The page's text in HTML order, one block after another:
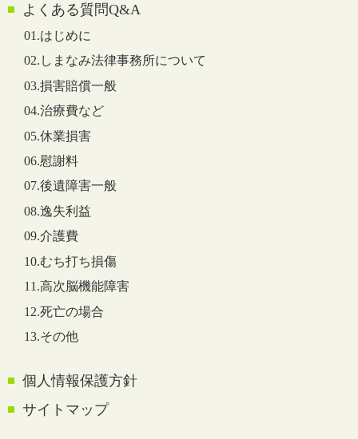
よくある質問Q&A
01.はじめに
02.しまなみ法律事務所について
03.損害賠償一般
04.治療費など
05.休業損害
06.慰謝料
07.後遺障害一般
08.逸失利益
09.介護費
10.むち打ち損傷
11.高次脳機能障害
12.死亡の場合
13.その他
個人情報保護方針
サイトマップ